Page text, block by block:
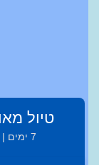
טיול
7 ימים | לינה וארוחת בוקר | כולל כבודה מלאה